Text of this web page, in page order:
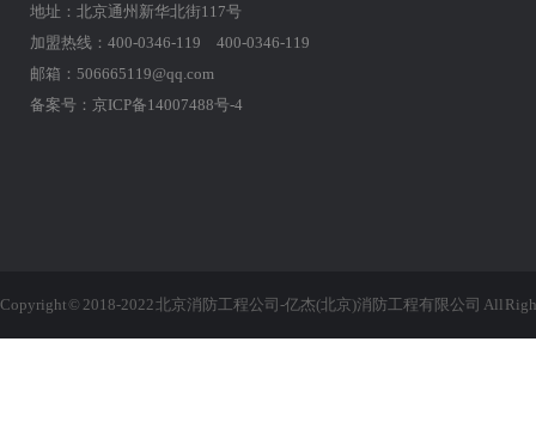
地址：北京通州新华北街117号
加盟热线：400-0346-119 400-0346-119
邮箱：506665119@qq.com
备案号： 京ICP备14007488号-4
Copyright © 2018-2022 北京消防工程公司-亿杰(北京)消防工程有限公司 All